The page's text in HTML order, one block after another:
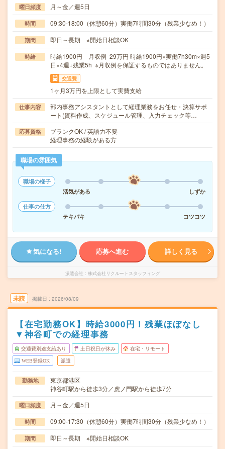
曜日頻度 月～金／週5日
時間 09:30-18:00（休憩60分）実働7時間30分（残業少なめ！）
期間 即日～長期 ※開始日相談OK
時給
時給1900円 月収例 29万円 時給1900円×実働7h30m×週5
日×4週+残業5h ※月収例を保証するものではありません。
交通費
1ヶ月3万円を上限として実費支給
仕事内容
部内事務アシスタントとして経理業務をお任せ・決算サポ
ート(資料作成、スケジュール管理、入力チェック等…
応募資格
ブランクOK / 英語力不要
経理事務の経験がある方
職場の雰囲気
職場の様子
活気がある
しずか
仕事の仕方
テキパキ
コツコツ
気になる! 応募へ進む 詳しく見る
派遣会社 株式会社リクルートスタッフィング
未読 掲載日 2026/08/09
【在宅勤務OK】時給3000円！残業ほぼなし
▼神谷町での経理事務
交通費別途支給あり 土日祝日が休み 在宅・リモート
WEB登録OK 派遣
勤務地
東京都港区
神谷町駅から徒歩3分／虎ノ門駅から徒歩7分
曜日頻度 月～金／週5日
時間 09:00-17:30（休憩60分）実働7時間30分（残業少なめ！）
期間 即日～長期 ※開始日相談OK